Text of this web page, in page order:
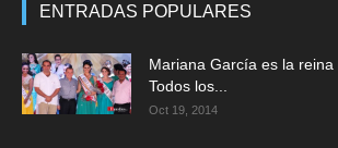
ENTRADAS POPULARES
Mariana García es la
Todos los...
Oct 19, 2014